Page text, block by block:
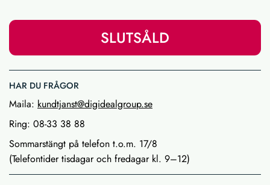
SLUTSÅLD
HAR DU FRÅGOR
Maila: kundtjanst@digidealgroup.se
Ring: 08-33 38 88
Sommarstängt på telefon t.o.m. 17/8
(Telefontider tisdagar och fredagar kl. 9–12)